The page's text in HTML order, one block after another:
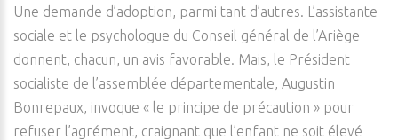
Une demande d’adoption, parmi tant d’autres. L’assistante
sociale et le psychologue du Conseil général de l’Ariège
donnent, chacun, un avis favorable. Mais, le Président
socialiste de l’assemblée départementale, Augustin
Bonrepaux, invoque « le principe de précaution » pour
refuser l’agrément, craignant que l’enfant ne soit élevé